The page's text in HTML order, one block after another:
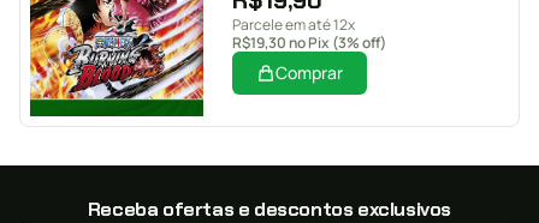
Parcele em até 12x
R$19,30no Pix (3% off)
Comprar
Receba ofertas e descontos exclusivos